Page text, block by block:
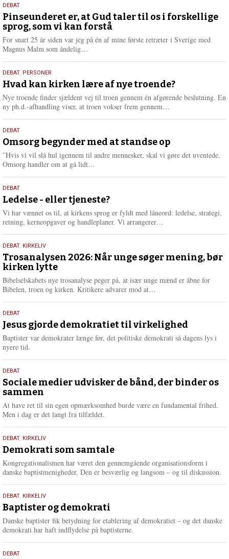
5.
august
2026
DEBAT
Pinseunderet er, at Gud taler til os i forskellige
sprog, som vi kan forstå
For snart 25 år siden var jeg på én af mine første retræter i Sverige med
Magnus Malm som åndelig…
e
r
e
25.
juli
2026
DEBAT, PERSONER
Hvad kan kirken lære af nye troende?
Nye troende finder sjældent vej til troen gennem én afgørende beslutning. En
ny ph.d.-afhandling viser, at troen vokser frem gennem…
e
r
e
9.
juli
2026
DEBAT
Omsorg begynder med at standse op
”Hvis vi vil slå hul igennem til andre mennesker, skal vi gøre det uventede.
Omsorg handler om at gå lidt…
e
r
e
10.
juni
2026
DEBAT
Ledelse - eller tjeneste?
Vi har vænnet os til, at kirkens sprog er fyldt med låneord: ledelse, strategi,
retning, kerneopgaver og handleplaner. Vi arrangerer…
e
2.
juni
2026
DEBAT, KIRKELIV
Trosanalysen 2026: Når unge søger mening, bør
kirken lytte
Bibelselskabets nye trosanalyse peger på, at især unge mænd er åbne for
Bibelen, troen og kirken. Kritikere advarer mod at…
e
r
18.
maj
2026
DEBAT
Jesus gjorde demokratiet til virkelighed
Baptister var demokrater længe før, det politiske demokrati så dagens lys i
nyere tid.
18.
maj
2026
DEBAT
Sociale medier udvisker de bånd, der binder os
sammen
At have ret til sin egen opmærksomhed burde være en fundamental frihed.
Men i dag er det langt fra tilfældet.
18.
maj
2026
DEBAT, KIRKELIV
Demokrati som samtale
Kongregationalismen har været den gennemgående organisationsform i
danske baptistmenigheder. Den er besværlig og langsom – og til diskussion.
18.
maj
2026
DEBAT, KIRKELIV
Baptister og demokrati
Danske baptister fik betydning for etablering af demokratiet – og det danske
demokrati har haft indflydelse på baptisterne.
18.
DEBAT